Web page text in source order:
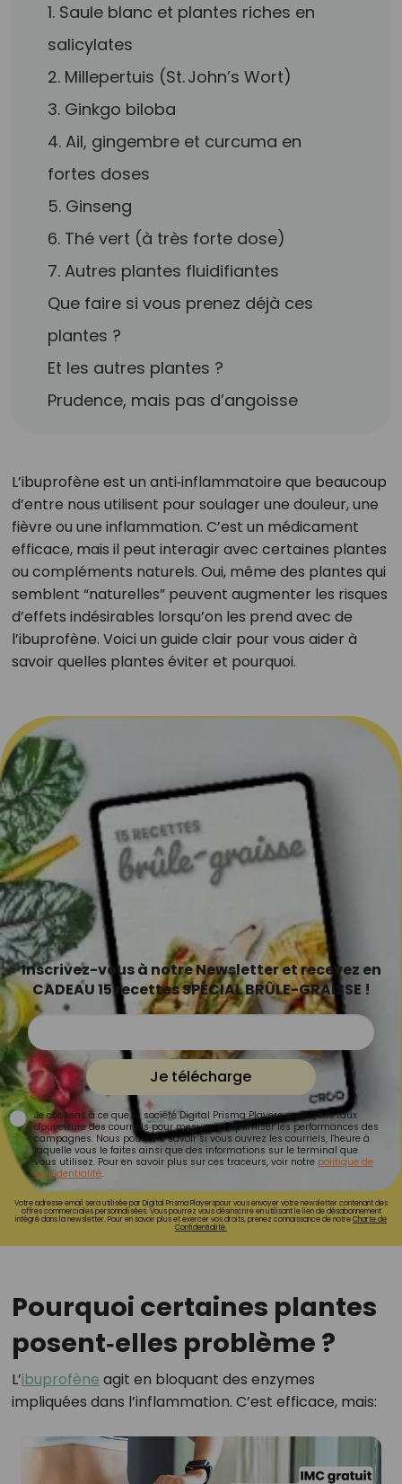
1. Saule blanc et plantes riches en
salicylates
2. Millepertuis (St. John’s Wort)
3. Ginkgo biloba
4. Ail, gingembre et curcuma en
fortes doses
5. Ginseng
6. Thé vert (à très forte dose)
7. Autres plantes fluidifiantes
Que faire si vous prenez déjà ces
plantes ?
Et les autres plantes ?
Prudence, mais pas d’angoisse
L’ibuprofène est un anti‑inflammatoire que beaucoup
d’entre nous utilisent pour soulager une douleur, une
fièvre ou une inflammation. C’est un médicament
efficace, mais il peut interagir avec certaines plantes
ou compléments naturels. Oui, même des plantes qui
semblent “naturelles” peuvent augmenter les risques
d’effets indésirables lorsqu’on les prend avec de
l’ibuprofène. Voici un guide clair pour vous aider à
savoir quelles plantes éviter et pourquoi.
Inscrivez-vous à notre Newsletter et recevez en
CADEAU 15 recettes SPÉCIAL BRÛLE-GRAISSE !
Je télécharge
Je consens à ce que la société Digital Prisma Players analyse le taux
d'ouverture des courriels pour mesurer et optimiser les performances des
campagnes. Nous pourrons savoir si vous ouvrez les courriels, l'heure à
laquelle vous le faites ainsi que des informations sur le terminal que
vous utilisez. Pour en savoir plus sur ces traceurs, voir notre politique de
confidentialité.
Votre adresse email sera utilisée par Digital Prisma Playerspour vous envoyer votre newsletter contenant des
offres commerciales personnalisées. Vous pourrez vous désinscrire en utilisant le lien de désabonnement
intégré dans la newsletter. Pour en savoir plus et exercer vos droits, prenez connaissance de notreCharte de
Confidentialité.
Pourquoi certaines plantes
posent‑elles problème ?
L’ibuprofène agit en bloquant des enzymes
impliquées dans l’inflammation. C’est efficace, mais: